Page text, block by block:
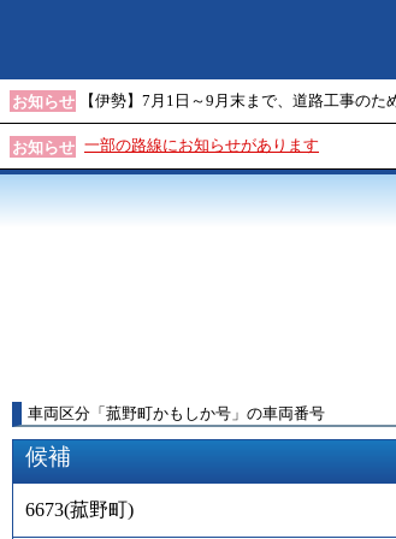
お知らせ 【伊勢】7月1日～9月末まで、道路工事のた
お知らせ 一部の路線にお知らせがあります
車両区分 「 菰野町かもしか号 」 の車両番号
候補
6673(菰野町)